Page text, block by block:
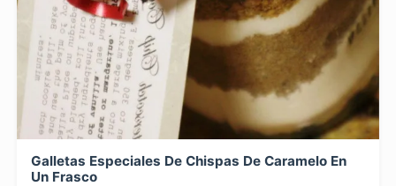
Galletas Especiales De Chispas De Caramelo En
Un Frasco